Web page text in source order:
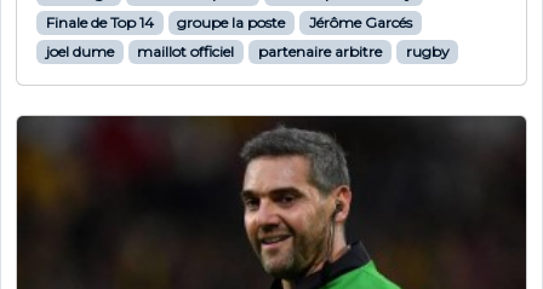
Finale de Top 14
groupe la poste
Jérôme Garcés
joel dume
maillot officiel partenaire arbitre rugby